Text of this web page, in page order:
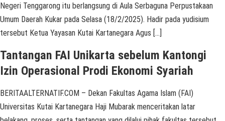
Negeri Tenggarong itu berlangsung di Aula Serbaguna Perpustakaan
Umum Daerah Kukar pada Selasa (18/2/2025). Hadir pada yudisium
tersebut Ketua Yayasan Kutai Kartanegara Agus […]
Tantangan FAI Unikarta sebelum Kantongi
Izin Operasional Prodi Ekonomi Syariah
BERITAALTERNATIF.COM – Dekan Fakultas Agama Islam (FAI)
Universitas Kutai Kartanegara Haji Mubarak menceritakan latar